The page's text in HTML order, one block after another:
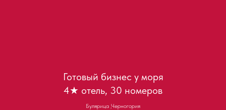
Готовый бизнес у моря
4★ отель, 30 номеров
Булярица ,Черногория